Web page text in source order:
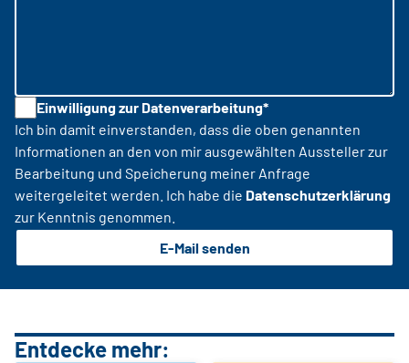
Einwilligung zur Datenverarbeitung*
Ich bin damit einverstanden, dass die oben genannten
Informationen an den von mir ausgewählten Aussteller zur
Bearbeitung und Speicherung meiner Anfrage
weitergeleitet werden. Ich habe die Datenschutzerklärung
zur Kenntnis genommen.
E-Mail senden
Entdecke mehr: